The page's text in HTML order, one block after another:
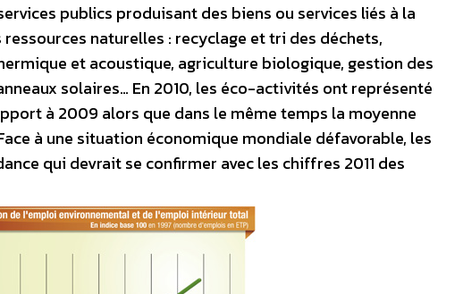
publics produisant des biens ou services liés à la
naturelles : recyclage et tri des déchets,
et acoustique, agriculture biologique, gestion des
solaires… En 2010, les éco-activités ont représenté
à 2009 alors que dans le même temps la moyenne
à une situation économique mondiale défavorable, les
qui devrait se confirmer avec les chiffres 2011 des